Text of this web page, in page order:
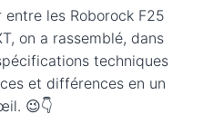
les Roborock F25
on a rassemblé, dans
techniques
et différences en un
😉👇